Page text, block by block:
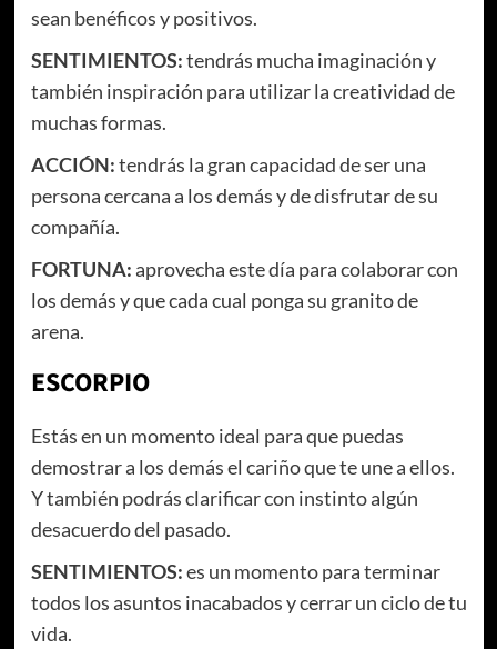
sean benéficos y positivos.
SENTIMIENTOS:tendrás mucha imaginación y
también inspiración para utilizar la creatividad de
muchas formas.
ACCIÓN:tendrás la gran capacidad de ser una
persona cercana a los demás y de disfrutar de su
compañía.
FORTUNA:aprovecha este día para colaborar con
los demás y que cada cual ponga su granito de
arena.
ESCORPIO
Estás en un momento ideal para que puedas
demostrar a los demás el cariño que te une a ellos.
Y también podrás clarificar con instinto algún
desacuerdo del pasado.
SENTIMIENTOS:es un momento para terminar
todos los asuntos inacabados y cerrar un ciclo de tu
vida.